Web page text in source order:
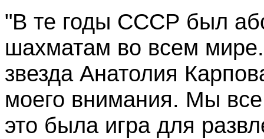
"В те годы СССР был
шахматам во всем
звезда Анатолия
моего внимания. Мы
это была игра для